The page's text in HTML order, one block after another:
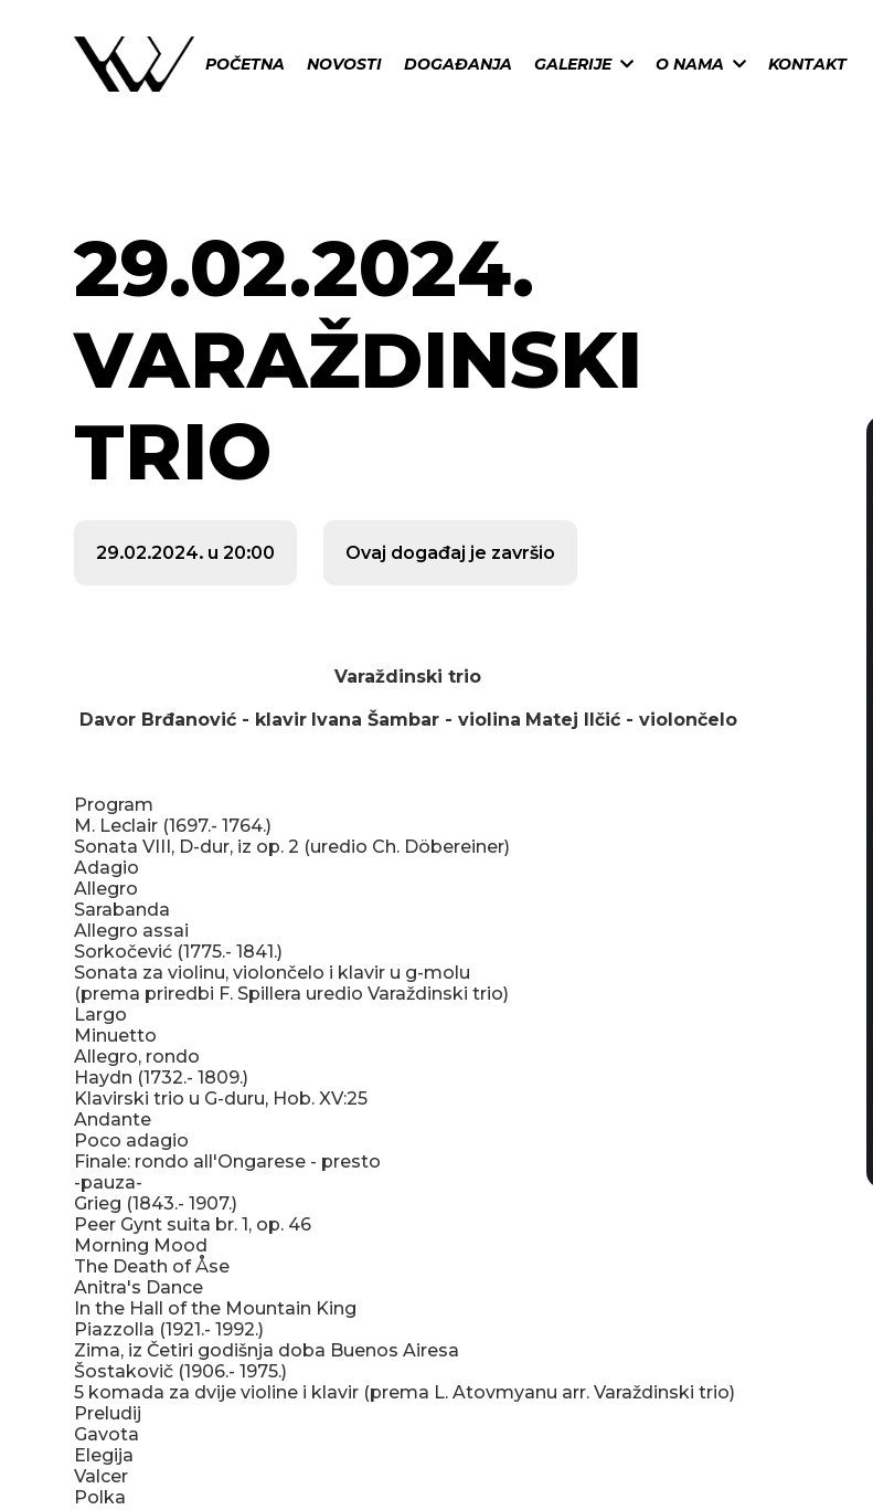
POČETNA NOVOSTI DOGAĐANJA GALERIJE O NAMA KONTAKT
29.02.2024.
VARAŽDINSKI
TRIO
29.02.2024. u 20:00 Ovaj događaj je završio
Varaždinski trio
Davor Brđanović - klavir Ivana Šambar - violina Matej Ilčić - violončelo
Program
M. Leclair (1697.- 1764.)
Sonata VIII, D-dur, iz op. 2 (uredio Ch. Döbereiner)
Adagio
Allegro
Sarabanda
Allegro assai
Sorkočević (1775.- 1841.)
Sonata za violinu, violončelo i klavir u g-molu
(prema priredbi F. Spillera uredio Varaždinski trio)
Largo
Minuetto
Allegro, rondo
Haydn (1732.- 1809.)
Klavirski trio u G-duru, Hob. XV:25
Andante
Poco adagio
Finale: rondo all'Ongarese - presto
-pauza-
Grieg (1843.- 1907.)
Peer Gynt suita br. 1, op. 46
Morning Mood
The Death of Åse
Anitra's Dance
In the Hall of the Mountain King
Piazzolla (1921.- 1992.)
Zima, iz Četiri godišnja doba Buenos Airesa
Šostakovič (1906.- 1975.)
5 komada za dvije violine i klavir (prema L. Atovmyanu arr. Varaždinski trio)
Preludij
Gavota
Elegija
Valcer
Polka